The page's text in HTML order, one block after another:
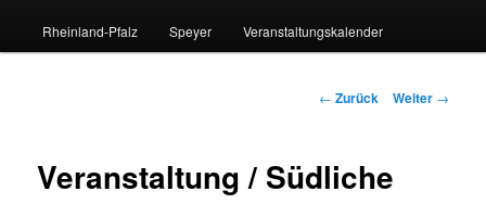
Rheinland-Pfalz Speyer Veranstaltungskalender
Beitrags-
← Zurück Weiter →
Veranstaltung / Südliche